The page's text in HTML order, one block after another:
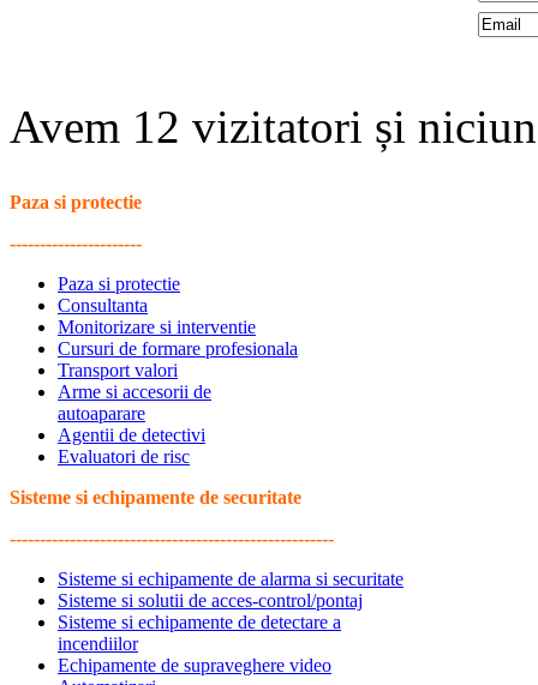
Avem 12 vizitatori și
Paza si protectie
----------------------
Paza si protectie
Consultanta
Monitorizare si interventie
Cursuri de formare profesionala
Transport valori
Arme si accesorii de
autoaparare
Agentii de detectivi
Evaluatori de risc
Sisteme si echipamente de securitate
------------------------------------------------------
Sisteme si echipamente de alarma si securitate
Sisteme si solutii de acces-control/pontaj
Sisteme si echipamente de detectare a
incendiilor
Echipamente de supraveghere video